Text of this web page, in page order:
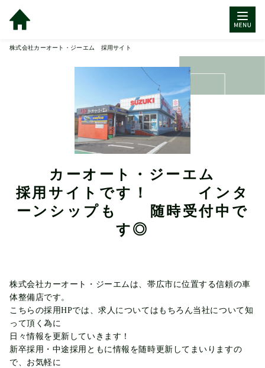
株式会社カーオート・ジーエム 採用サイト
カーオート・ジーエム
採用サイトです！　　　インタ
ーンシップも　　随時受付中で
す◎
株式会社カーオート・ジーエムは、帯広市に位置する信頼の車
体整備店です。
こちらの採用HPでは、求人についてはもちろん当社について知
って頂く為に
日々情報を更新していきます！
新卒採用・中途採用ともに情報を随時更新してまいりますの
で、お気軽に